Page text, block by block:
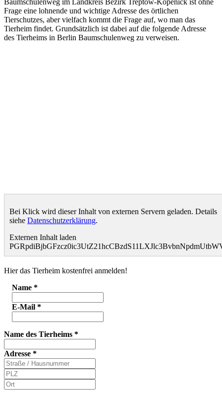
Frage eine lohnende und wichtige Adresse des örtlichen
Tierschutzes, aber vielfach kommt die Frage auf, wo man das
Tierheim findet. Grundsätzlich ist dabei auf die folgende Adresse
des Tierheims in Berlin Baumschulenweg zu verweisen.
Bei Klick wird dieser Inhalt von externen Servern geladen. Details
siehe Datenschutzerklärung.
Externen Inhalt laden
Hier das Tierheim kostenfrei anmelden!
Name *
E-Mail *
Name des Tierheims *
Adresse *